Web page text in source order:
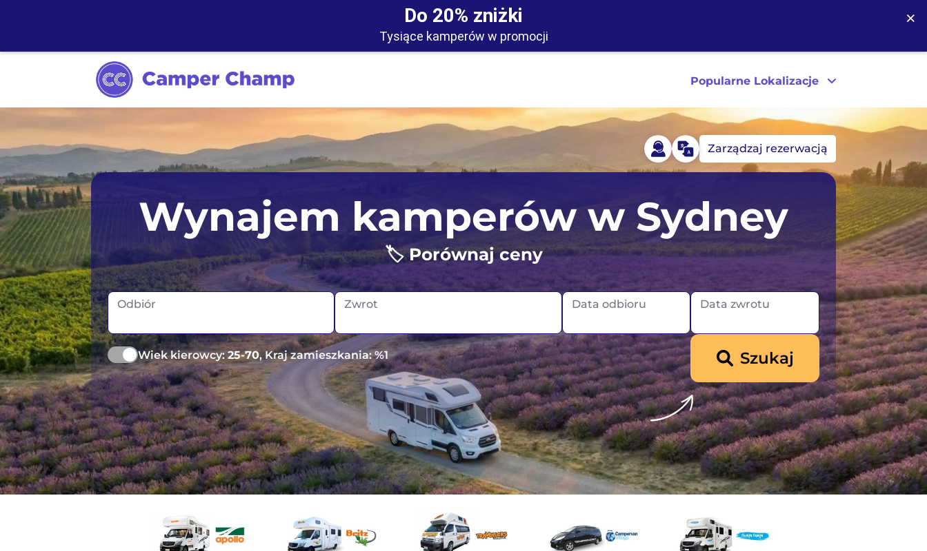
Do 20% zniżki
Tysiące kamperów w promocji
×
Popularne Lokalizacje
Islandia
Niemcy
Norwegia
Szkocja
Wielka Brytania
Kanada
Nowa Zelandia
Zarządzaj rezerwacją
Wynajem kamperów w Sydney
🏷️ Porównaj ceny
Odbiór Zwrot Data odbioru Data zwrotu
Wiek kierowcy:25-70, Kraj zamieszkania: %1 Szukaj